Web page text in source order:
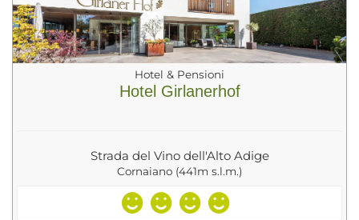
Hotel & Pensioni
Hotel Girlanerhof
Strada del Vino dell'Alto Adige
Cornaiano (441m s.l.m.)